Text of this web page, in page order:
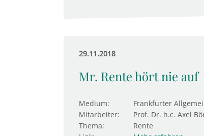
29.11.2018
Mr. Rente hört nie auf
Medium:
Frankfurter
Mitarbeiter:
Prof. Dr. h.c. Axel
Thema:
Rente